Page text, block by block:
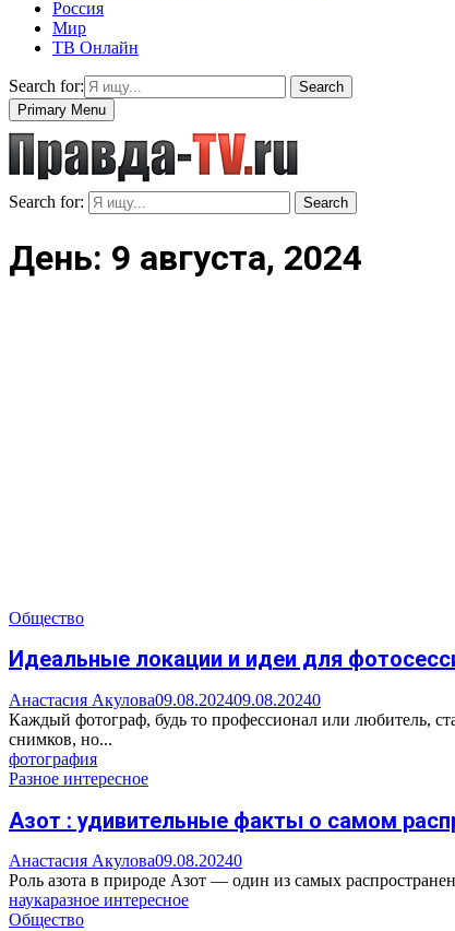
Россия
Мир
ТВ Онлайн
Search for:
Search
Primary Menu
Search for: Search
День: 9 августа, 2024
Общество
Идеальные локации и идеи для
Анастасия Акулова09.08.202409.08.20240
Каждый фотограф, будь то профессионал или любитель,
снимков, но...
фотография
Разное интересное
Азот : удивительные факты о самом
Анастасия Акулова09.08.20240
Роль азота в природе Азот — один из самых
наукаразное интересное
Общество